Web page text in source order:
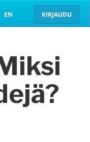
EN KIRJAUDU